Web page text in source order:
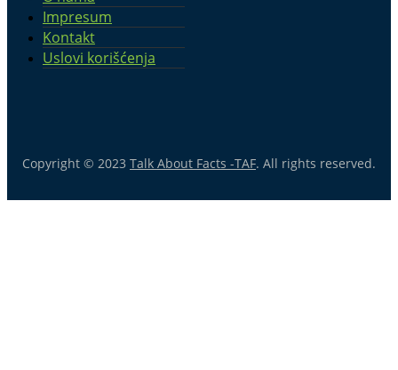
Impresum
Kontakt
Uslovi korišćenja
Copyright © 2023 Talk About Facts -TAF. All rights reserved.